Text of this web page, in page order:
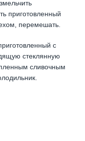
приготовленный
перемешать.
с
стеклянную
сливочным